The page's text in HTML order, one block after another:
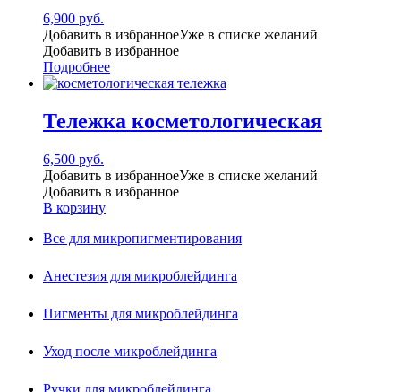
6,900 руб.
Добавить в избранноеУже в списке желаний
Добавить в избранное
Подробнее
Тележка косметологическая
6,500 руб.
Добавить в избранноеУже в списке желаний
Добавить в избранное
В корзину
Все для микропигментирования
Анестезия для микроблейдинга
Пигменты для микроблейдинга
Уход после микроблейдинга
Ручки для микроблейдинга